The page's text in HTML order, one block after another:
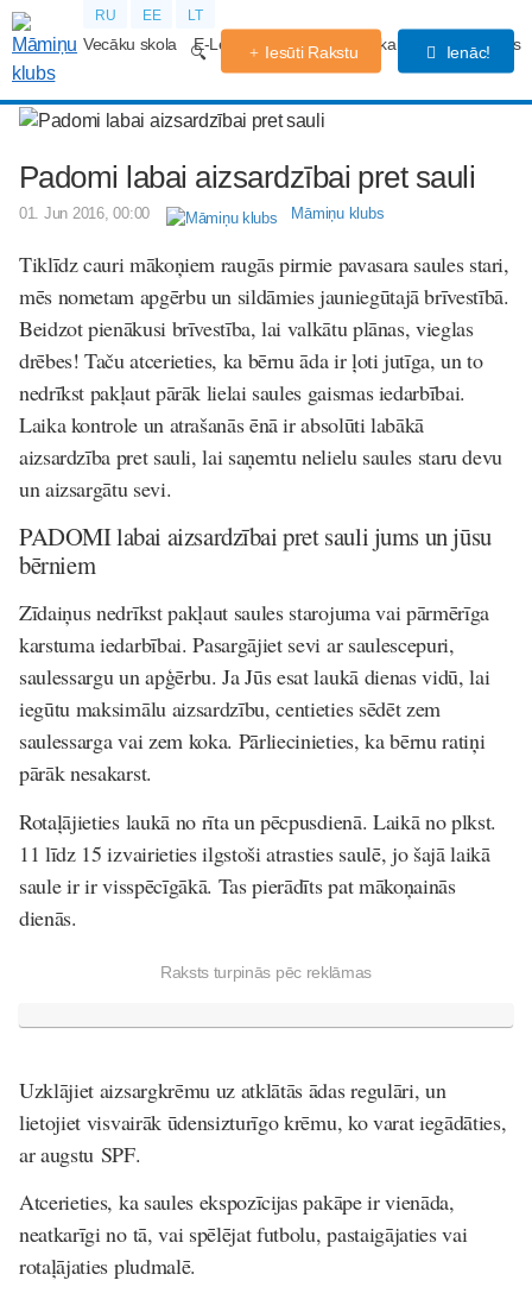
RU EE LT
Vecāku skola E-Lekcijas Grūtniecības kalendārs Forums
Iesūti Rakstu Ienāc!
Padomi labai aizsardzībai pret sauli
01. Jun 2016, 00:00 Māmiņu klubs
Tiklīdz cauri mākoņiem raugās pirmie pavasara saules stari,
mēs nometam apgērbu un sildāmies jauniegūtajā brīvestībā.
Beidzot pienākusi brīvestība, lai valkātu plānas, vieglas
drēbes! Taču atcerieties, ka bērnu āda ir ļoti jutīga, un to
nedrīkst pakļaut pārāk lielai saules gaismas iedarbībai.
Laika kontrole un atrašanās ēnā ir absolūti labākā
aizsardzība pret sauli, lai saņemtu nelielu saules staru devu
un aizsargātu sevi.
PADOMI labai aizsardzībai pret sauli jums un jūsu
bērniem
Zīdaiņus nedrīkst pakļaut saules starojuma vai pārmērīga
karstuma iedarbībai. Pasargājiet sevi ar saulescepuri,
saulessargu un apģērbu. Ja Jūs esat laukā dienas vidū, lai
iegūtu maksimālu aizsardzību, centieties sēdēt zem
saulessarga vai zem koka. Pārliecinieties, ka bērnu ratiņi
pārāk nesakarst.
Rotaļājieties laukā no rīta un pēcpusdienā. Laikā no plkst.
11 līdz 15 izvairieties ilgstoši atrasties saulē, jo šajā laikā
saule ir ir visspēcīgākā. Tas pierādīts pat mākoņainās
dienās.
Raksts turpinās pēc reklāmas
Uzklājiet aizsargkrēmu uz atklātās ādas regulāri, un
lietojiet visvairāk ūdensizturīgo krēmu, ko varat iegādāties,
ar augstu SPF.
Atcerieties, ka saules ekspozīcijas pakāpe ir vienāda,
neatkarīgi no tā, vai spēlējat futbolu, pastaigājaties vai
rotaļājaties pludmalē.